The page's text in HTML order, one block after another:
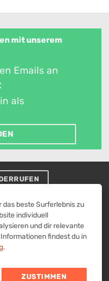
mit unserem
Emails an
als
Express2
MIT
das beste Surferlebnis zu
individuell
und dir relevante
findest du in
.
ZUSTIMMEN